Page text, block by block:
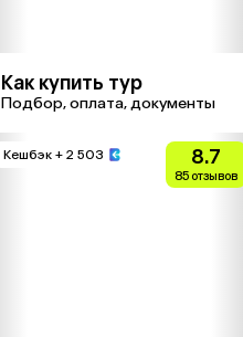
Как купить тур
Подбор, оплата, документы
Кешбэк + 2 503 8.7
85 отзывов